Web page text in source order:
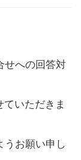
せへの回答対
いただきま
うお願い申し